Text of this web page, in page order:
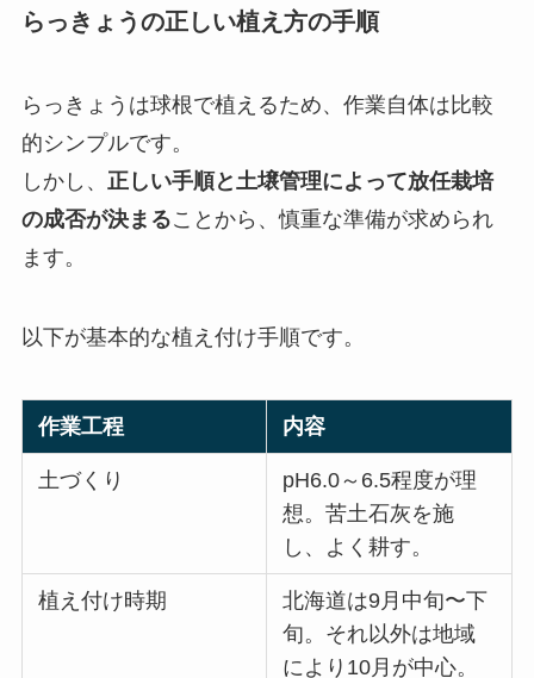
らっきょうの正しい植え方の手順
らっきょうは球根で植えるため、作業自体は比較
的シンプルです。
しかし、 正しい手順と土壌管理によって放任栽培
の成否が決まることから、慎重な準備が求められ
ます。
以下が基本的な植え付け手順です。
作業工程 内容
土づくり
pH6.0～6.5程度が理
想。苦土石灰を施
し、よく耕す。
植え付け時期
北海道は9月中旬〜下
旬。それ以外は地域
により10月が中心。